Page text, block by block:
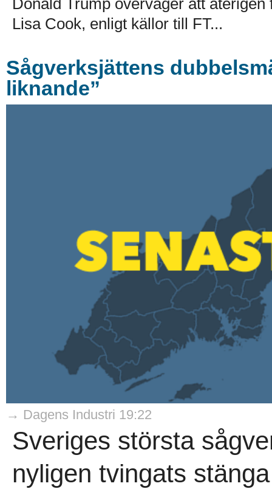
Lisa Cook, enligt källor till FT...
Sågverksjättens
liknande”
→ Dagens Industri 19:22
Sveriges största
nyligen tvingats